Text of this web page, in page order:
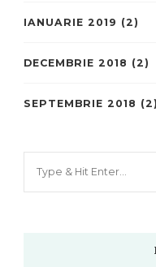
IANUARIE 2019 (2)
DECEMBRIE 2018 (2)
SEPTEMBRIE 2018 (2)